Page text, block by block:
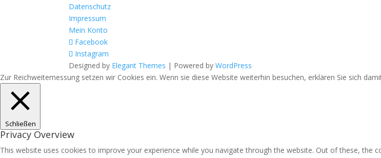
Datenschutz
Impressum
Mein Konto
Facebook
Instagram
Designed by Elegant Themes | Powered byWordPress
Zur Reichweitemessung setzen wir Cookies ein. Wenn sie diese Website weiterhin besuchen, erklären Sie sich
Schließen
Privacy Overview
This website uses cookies to improve your experience while you navigate through the website. Out of these,